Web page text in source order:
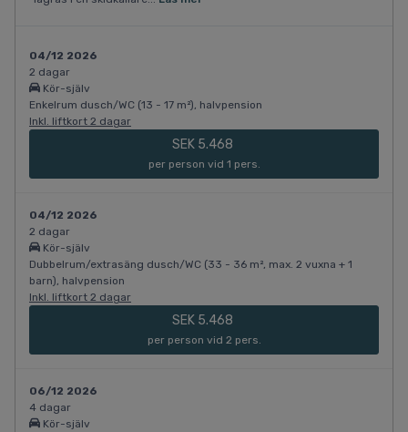
04/12 2026
2 dagar
Kör-själv
Enkelrum dusch/WC (13 - 17 m²), halvpension
Inkl. liftkort 2 dagar
SEK 5.468
per person vid 1 pers.
04/12 2026
2 dagar
Kör-själv
Dubbelrum/extrasäng dusch/WC (33 - 36 m², max. 2 vuxna + 1
barn), halvpension
Inkl. liftkort 2 dagar
SEK 5.468
per person vid 2 pers.
06/12 2026
4 dagar
Kör-själv